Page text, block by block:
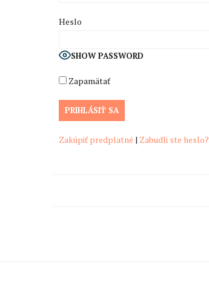
Heslo
SHOW PASSWORD
Zapamätať
Zakúpiť predplatné | Zabudli ste heslo?